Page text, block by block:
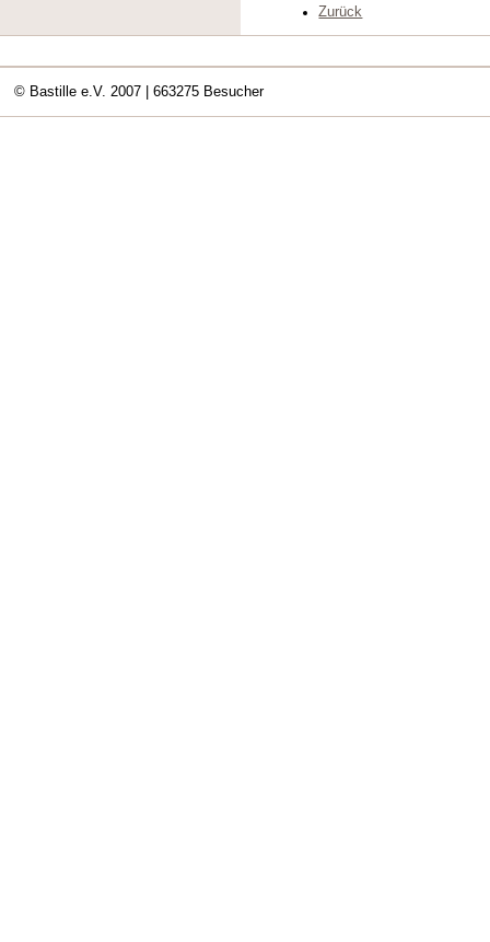
Zurück
© Bastille e.V. 2007 | 663275 Besucher